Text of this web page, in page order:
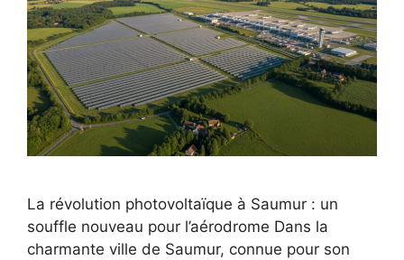
La révolution photovoltaïque à Saumur : un
souffle nouveau pour l’aérodrome Dans la
charmante ville de Saumur, connue pour son